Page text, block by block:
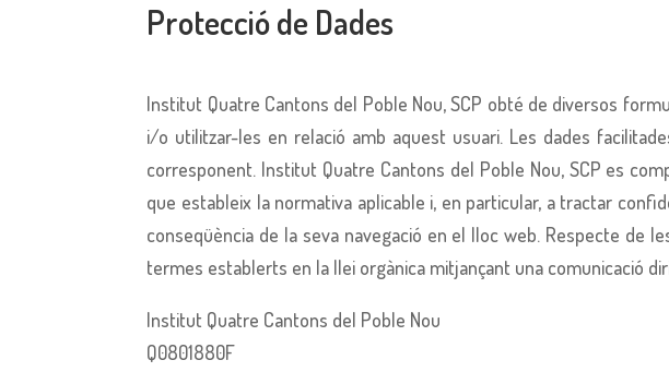
Protecció de Dades
Institut Quatre Cantons del Poble Nou, SCP obté de diversos
i/o utilitzar-les en relació amb aquest usuari. Les dades
corresponent. Institut Quatre Cantons del Poble Nou, SCP es
que estableix la normativa aplicable i, en particular, a tractar
conseqüència de la seva navegació en el lloc web. Respecte de
termes establerts en la llei orgànica mitjançant una comunicació
Institut Quatre Cantons del Poble Nou
Q0801880F